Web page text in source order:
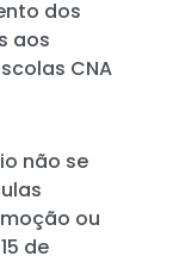
dos
aos
CNA
não se
ou
de